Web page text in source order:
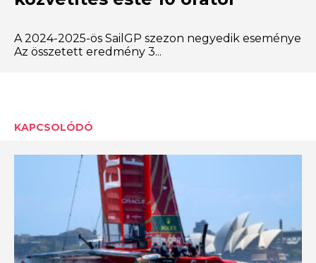
A 2024-2025-ös SailGP szezon negyedik eseménye
Az összetett eredmény 3...
KAPCSOLÓDÓ